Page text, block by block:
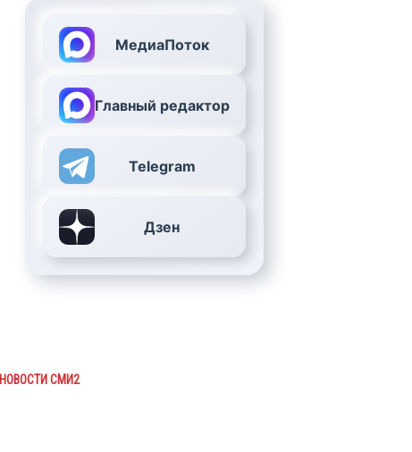
МедиаПоток
Главный редактор
Telegram
Дзен
НОВОСТИ СМИ2